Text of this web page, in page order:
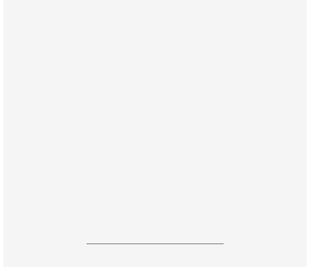
------------------------------------------------------------------